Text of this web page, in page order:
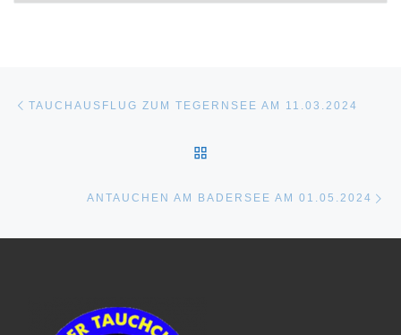
TAUCHAUSFLUG ZUM TEGERNSEE AM 11.03.2024
ANTAUCHEN AM BADERSEE AM 01.05.2024